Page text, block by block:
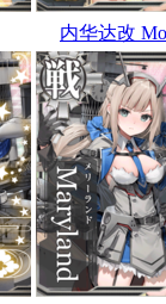
内华达改